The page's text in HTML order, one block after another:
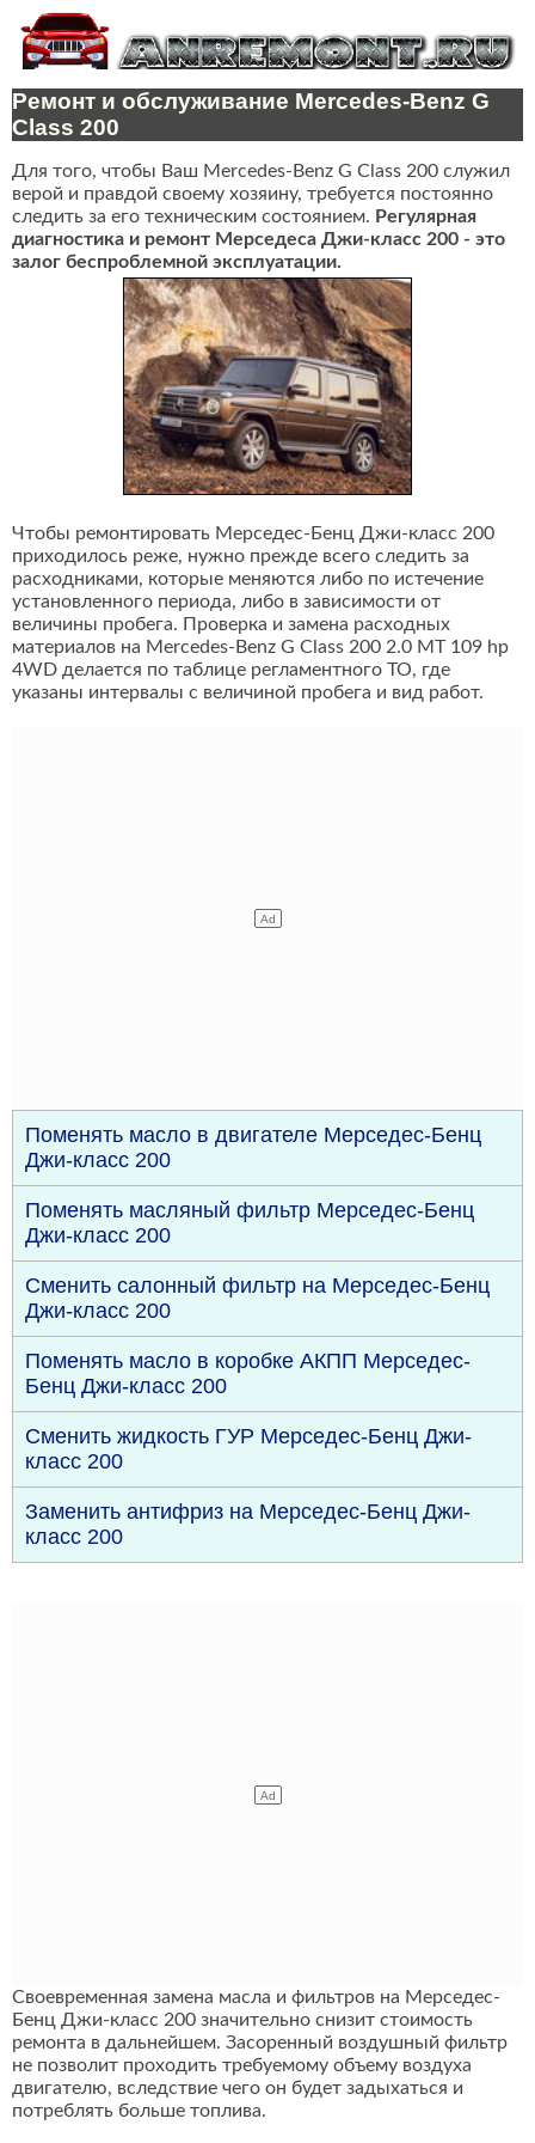
Ремонт и обслуживание Mercedes-Benz G
Class 200
Для того, чтобы Ваш Mercedes-Benz G Class 200 служил
верой и правдой своему хозяину, требуется постоянно
следить за его техническим состоянием. Регулярная
диагностика и ремонт Мерседеса Джи-класс 200 - это
залог беспроблемной эксплуатации.
Чтобы ремонтировать Мерседес-Бенц Джи-класс 200
приходилось реже, нужно прежде всего следить за
расходниками, которые меняются либо по истечение
установленного периода, либо в зависимости от
величины пробега. Проверка и замена расходных
материалов на Mercedes-Benz G Class 200 2.0 MT 109 hp
4WD делается по таблице регламентного ТО, где
указаны интервалы с величиной пробега и вид работ.
Поменять масло в двигателе Мерседес-Бенц
Джи-класс 200
Поменять масляный фильтр Мерседес-Бенц
Джи-класс 200
Сменить салонный фильтр на Мерседес-Бенц
Джи-класс 200
Поменять масло в коробке АКПП Мерседес-
Бенц Джи-класс 200
Сменить жидкость ГУР Мерседес-Бенц Джи-
класс 200
Заменить антифриз на Мерседес-Бенц Джи-
класс 200
Своевременная замена масла и фильтров на Мерседес-
Бенц Джи-класс 200 значительно снизит стоимость
ремонта в дальнейшем. Засоренный воздушный фильтр
не позволит проходить требуемому объему воздуха
двигателю, вследствие чего он будет задыхаться и
потреблять больше топлива.